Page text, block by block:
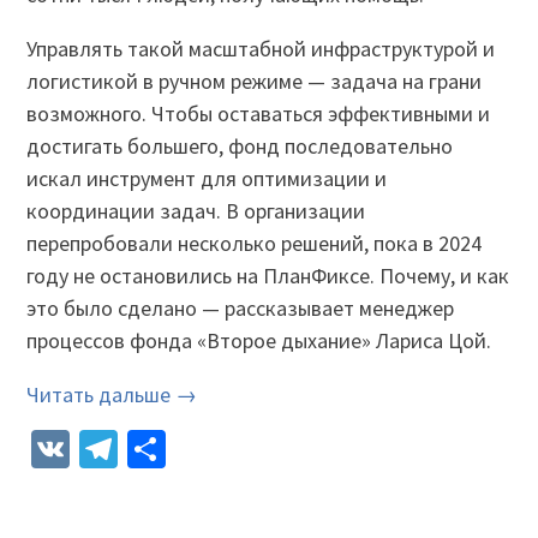
Управлять такой масштабной инфраструктурой и
логистикой в ручном режиме — задача на грани
возможного. Чтобы оставаться эффективными и
достигать большего, фонд последовательно
искал инструмент для оптимизации и
координации задач. В организации
перепробовали несколько решений, пока в 2024
году не остановились на ПланФиксе. Почему, и как
это было сделано — рассказывает менеджер
процессов фонда «Второе дыхание» Лариса Цой.
Читать дальше →
VK Telegram